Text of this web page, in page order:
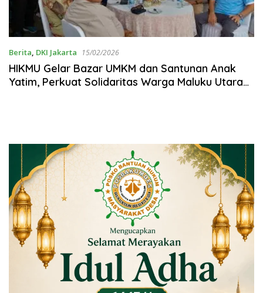
Berita, DKI Jakarta 15/02/2026
HIKMU Gelar Bazar UMKM dan Santunan Anak
Yatim, Perkuat Solidaritas Warga Maluku Utara